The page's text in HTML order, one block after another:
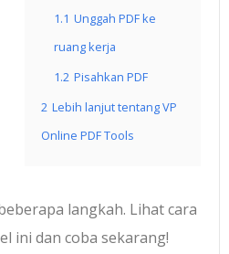
1.1 Unggah PDF ke
ruang kerja
1.2 Pisahkan PDF
2 Lebih lanjut tentang VP
Online PDF Tools
langkah. Lihat cara
ini dan coba sekarang!